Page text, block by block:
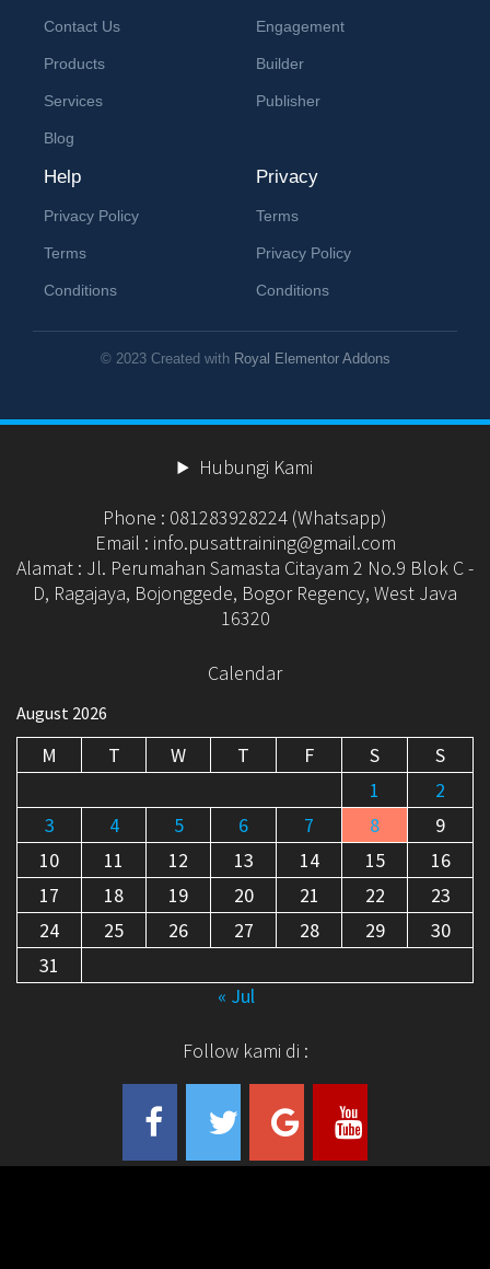
Contact Us
Products
Services
Blog
Engagement
Builder
Publisher
Help
Privacy Policy
Terms
Conditions
Privacy
Terms
Privacy Policy
Conditions
© 2023 Created with Royal Elementor Addons
Hubungi Kami
Phone : 081283928224 (Whatsapp)
Email : info.pusattraining@gmail.com
Alamat : Jl. Perumahan Samasta Citayam 2 No.9 Blok C -
D, Ragajaya, Bojonggede, Bogor Regency, West Java
16320
Calendar
August 2026
M T W T F S
S
1
2
3
4 5 6 7 8
9
10
11 12 13 14 15
16
17
18 19 20 21 22
23
24
25 26 27 28 29
30
31
« Jul
Follow kami di :